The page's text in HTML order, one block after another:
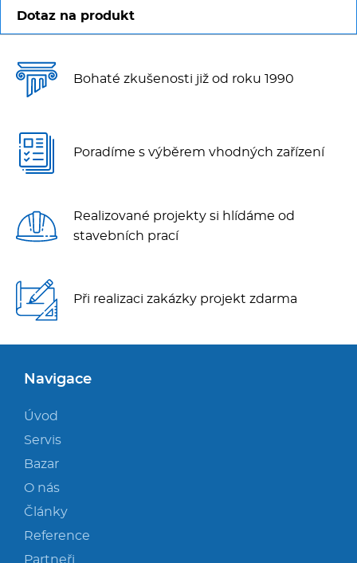
Dotaz na produkt
Bohaté zkušenosti již od roku 1990
Poradíme s výběrem vhodných zařízení
Realizované projekty si hlídáme od
stavebních prací
Při realizaci zakázky projekt zdarma
Navigace
Úvod
Servis
Bazar
O nás
Články
Reference
Partneři